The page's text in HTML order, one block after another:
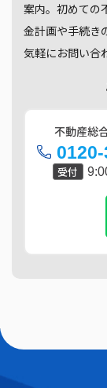
案内。初めての
金計画や手続き
気軽にお問い合
不動産総
受付